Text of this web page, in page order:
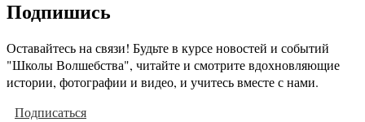
Подпишись
Оставайтесь на связи! Будьте в курсе новостей и событий
"Школы Волшебства", читайте и смотрите вдохновляющие
истории, фотографии и видео, и учитесь вместе с нами.
Подписаться